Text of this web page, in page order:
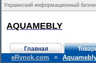
Украинский информационный
AQUAMEBLY
Главная
eRynok.com »